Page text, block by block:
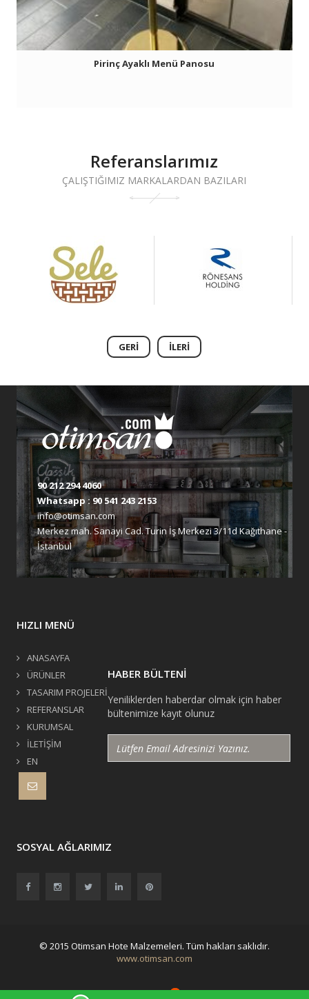
Pirinç Ayaklı Menü Panosu
Referanslarımız
ÇALIŞTIĞIMIZ MARKALARDAN BAZILARI
GERI İLERI
90 212 294 4060
Whatsapp : 90 541 243 2153
info@otimsan.com
Merkez mah. Sanayi Cad. Turin İş Merkezi 3/11d Kağıthane -
İstanbul
HIZLI MENÜ
ANASAYFA
ÜRÜNLER
TASARIM PROJELERİ
REFERANSLAR
KURUMSAL
İLETİŞİM
EN
HABER BÜLTENİ
Yeniliklerden haberdar olmak için haber
bültenimize kayıt olunuz
SOSYAL AĞLARIMIZ
© 2015 Otimsan Hote Malzemeleri. Tüm hakları saklıdır.
www.otimsan.com